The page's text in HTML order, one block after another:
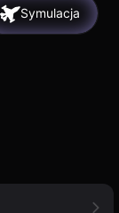
Symulacja